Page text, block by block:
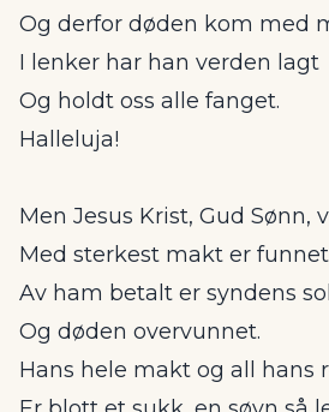
Og derfor døden kom med
I lenker har han verden lagt
Og holdt oss alle fanget.
Halleluja!
Men Jesus Krist, Gud Sønn,
Med sterkest makt er
Av ham betalt er syndens
Og døden overvunnet.
Hans hele makt og all hans